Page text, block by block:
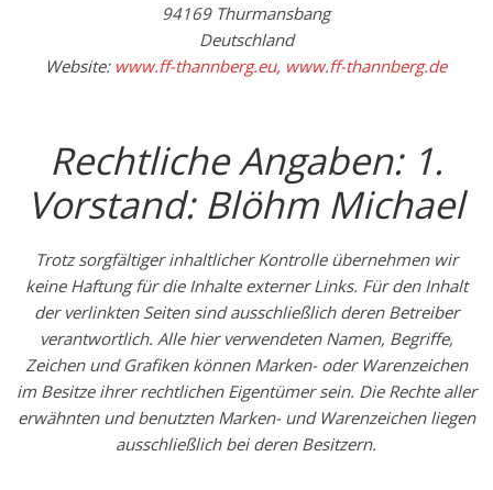
94169 Thurmansbang
Deutschland
Website: www.ff-thannberg.eu, www.ff-thannberg.de
Rechtliche Angaben: 1.
Vorstand: Blöhm Michael
Trotz sorgfältiger inhaltlicher Kontrolle übernehmen wir
keine Haftung für die Inhalte externer Links. Für den Inhalt
der verlinkten Seiten sind ausschließlich deren Betreiber
verantwortlich. Alle hier verwendeten Namen, Begriffe,
Zeichen und Grafiken können Marken- oder Warenzeichen
im Besitze ihrer rechtlichen Eigentümer sein. Die Rechte aller
erwähnten und benutzten Marken- und Warenzeichen liegen
ausschließlich bei deren Besitzern.